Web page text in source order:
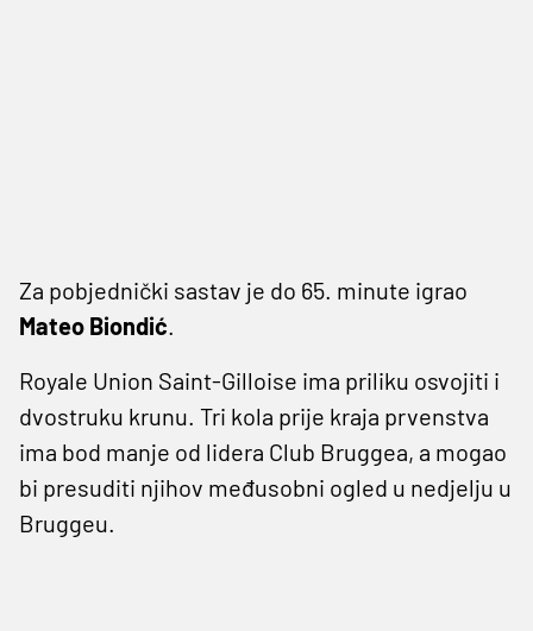
Za pobjednički sastav je do 65. minute igrao
Mateo Biondić.
Royale Union Saint-Gilloise ima priliku osvojiti i
dvostruku krunu. Tri kola prije kraja prvenstva
ima bod manje od lidera Club Bruggea, a mogao
bi presuditi njihov međusobni ogled u nedjelju u
Bruggeu.